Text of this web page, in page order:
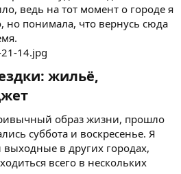
ведь на тот момент о городе я
но понимала, что вернусь сюда
жильё,
образ жизни, прошло
суббота и воскресенье. Я
в других городах,
всего в нескольких